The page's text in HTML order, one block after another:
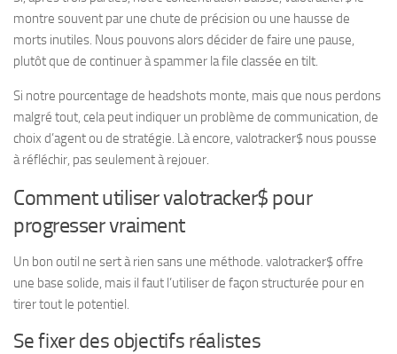
montre souvent par une chute de précision ou une hausse de
morts inutiles. Nous pouvons alors décider de faire une pause,
plutôt que de continuer à spammer la file classée en tilt.
Si notre pourcentage de headshots monte, mais que nous perdons
malgré tout, cela peut indiquer un problème de communication, de
choix d’agent ou de stratégie. Là encore, valotracker$ nous pousse
à réfléchir, pas seulement à rejouer.
Comment utiliser valotracker$ pour
progresser vraiment
Un bon outil ne sert à rien sans une méthode. valotracker$ offre
une base solide, mais il faut l’utiliser de façon structurée pour en
tirer tout le potentiel.
Se fixer des objectifs réalistes